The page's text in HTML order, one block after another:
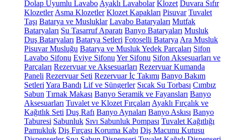
Dolap Uyumlu Lavabo Ayaklı Lavabolar Klozet Duvara Sıfır
Klozetler Asma Klozetler Klozet Kapakları Pisuvar Tuvalet
Taşı Batarya ve Musluklar Lavabo Bataryaları Mutfak
Bataryaları Su Tasarruf Aparatı Banyo Bataryaları Musluk
Duş Bataryaları Batarya Setleri Fotoselli Batarya Ara Musluk
Pisuvar Musluğu Batarya ve Musluk Yedek Parçaları Sifon
Lavabo Sifonu Eviye Sifonu Yer Sifonu Sifon Aksesuarları ve
Parçaları Rezervuar ve Aksesuarları Rezervuar Kumanda
Paneli Rezervuar Seti Rezervuar İç Takımı Banyo Bakım
Setleri Yara Bandı Lif ve Süngerler Sıcak Su Torbası Cımbız
Sabun Tırnak Makası Banyo Seramik ve Fayansları Banyo
Aksesuarları Tuvalet ve Klozet Fırçaları Ayaklı Fırçalık ve
Kağıtlık Seti Duş Rafı Banyo Aynaları Banyo Askısı Banyo
Taburesi Sabunluk Sıvı Sabunluk Pompası Tuvalet Kağıtlığı
Pamukluk Diş Fırçası Koruma Kabı Diş Macunu Kutusu